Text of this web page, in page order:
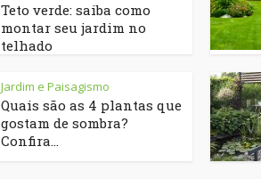
Teto verde: saiba como
montar seu jardim no
telhado
Jardim e Paisagismo
Quais são as 4 plantas que
gostam de sombra?
Confira...